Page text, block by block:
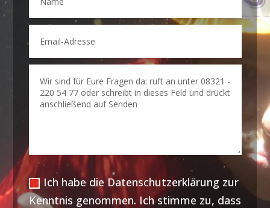
Ich habe die Datenschutzerklärung zur
Kenntnis genommen. Ich stimme zu, dass